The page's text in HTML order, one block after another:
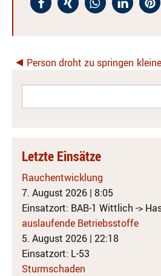
Person droht zu springen
Letzte Einsätze
Rauchentwicklung
7. August 2026 | 8:05
Einsatzort: BAB-1 Wittlich ->
auslaufende Betriebsstoffe
5. August 2026 | 22:18
Einsatzort: L-53
Sturmschaden